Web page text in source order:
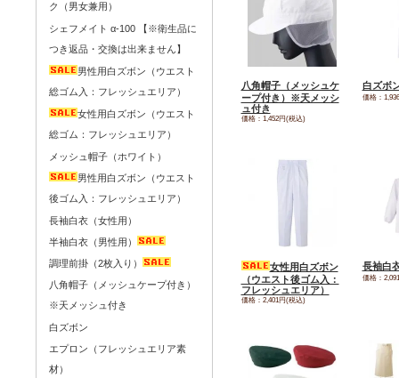
八角帽子（メッシュケ
ープ付き）※天メッシ
ュ付き
価格：1,452円(税込)
白ズボ
価格：
女性用白ズボン
（ウエスト後ゴム入：
フレッシュエリア）
価格：2,401円(税込)
長袖白
価格：
ク（男女兼用）
シェフメイト α-100 【※衛生品に
つき返品・交換は出来ません】
男性用白ズボン（ウエスト
総ゴム入：フレッシュエリア）
女性用白ズボン（ウエスト
総ゴム：フレッシュエリア）
メッシュ帽子（ホワイト）
男性用白ズボン（ウエスト
後ゴム入：フレッシュエリア）
長袖白衣（女性用）
半袖白衣（男性用）
調理前掛（2枚入り）
八角帽子（メッシュケープ付き）
※天メッシュ付き
白ズボン
エプロン（フレッシュエリア素
材）